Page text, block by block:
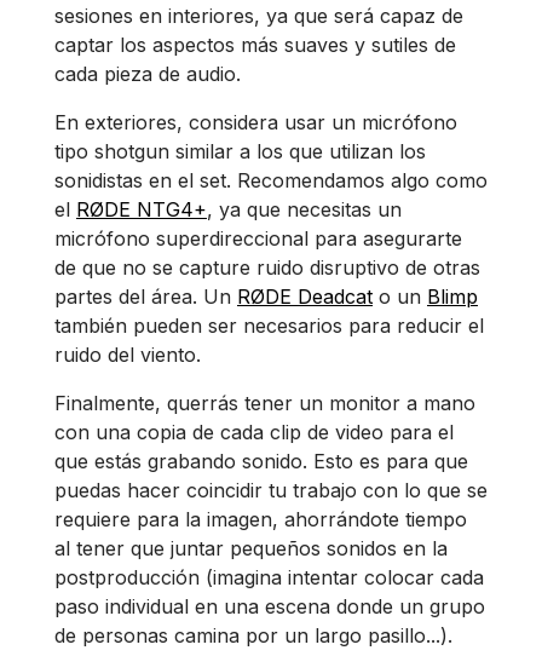
sesiones en interiores, ya que será capaz de
captar los aspectos más suaves y sutiles de
cada pieza de audio.
En exteriores, considera usar un micrófono
tipo shotgun similar a los que utilizan los
sonidistas en el set. Recomendamos algo como
el RØDE NTG4+, ya que necesitas un
micrófono superdireccional para asegurarte
de que no se capture ruido disruptivo de otras
partes del área. Un RØDE Deadcat o un Blimp
también pueden ser necesarios para reducir el
ruido del viento.
Finalmente, querrás tener un monitor a mano
con una copia de cada clip de video para el
que estás grabando sonido. Esto es para que
puedas hacer coincidir tu trabajo con lo que se
requiere para la imagen, ahorrándote tiempo
al tener que juntar pequeños sonidos en la
postproducción (imagina intentar colocar cada
paso individual en una escena donde un grupo
de personas camina por un largo pasillo...).